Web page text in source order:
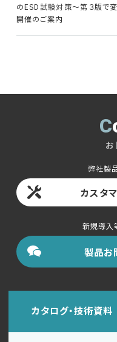
のESD試験対策～第３版で
開催のご案内
弊社製
カスタ
新規導入
製品お
カタログ・技術資料